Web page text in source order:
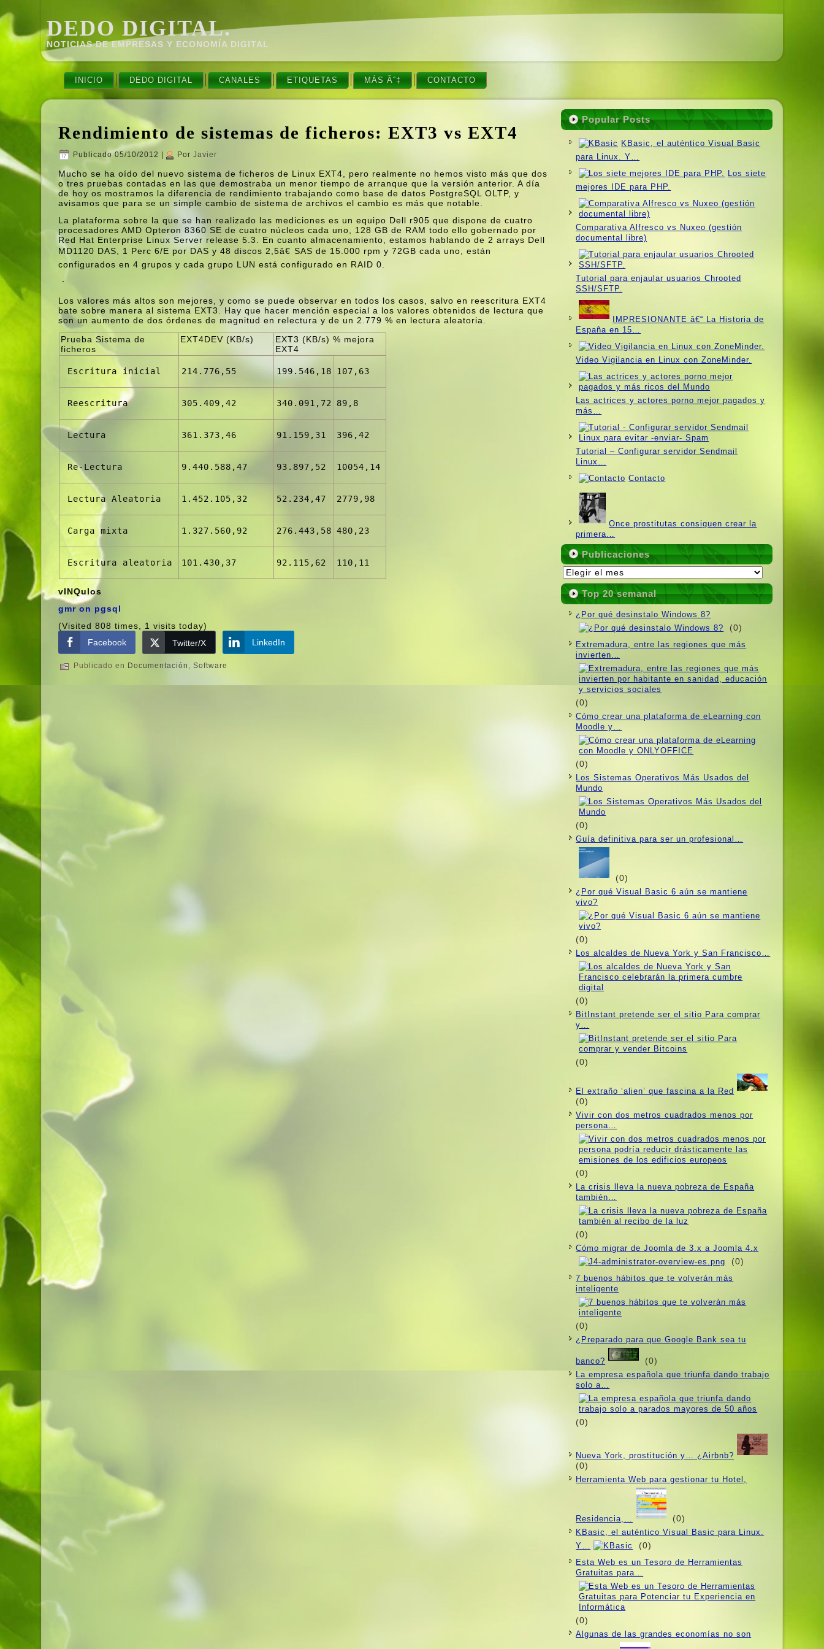
DEDO DIGITAL.
NOTICIAS DE EMPRESAS Y ECONOMÍ­A DIGITAL
INICIO DEDO DIGITAL CANALES ETIQUETAS MÁS Âˆ‡ CONTACTO
Rendimiento de sistemas de ficheros: EXT3 vs EXT4
Publicado 05/10/2012 Por Javier
Mucho se ha oí­do del nuevo sistema de ficheros de Linux EXT4, pero realmente no hemos visto más que dos
o tres pruebas contadas en las que demostraba un menor tiempo de arranque que la versión anterior. A dí­a
de hoy os mostramos la diferencia de rendimiento trabajando como base de datos PostgreSQL OLTP, y
avisamos que para se un simple cambio de sistema de archivos el cambio es más que notable.
La plataforma sobre la que se han realizado las mediciones es un equipo Dell r905 que dispone de cuatro
procesadores AMD Opteron 8360 SE de cuatro núcleos cada uno, 128 GB de RAM todo ello gobernado por
Red Hat Enterprise Linux Server release 5.3. En cuanto almacenamiento, estamos hablando de 2 arrays Dell
MD1120 DAS, 1 Perc 6/E por DAS y 48 discos 2,5â€ SAS de 15.000 rpm y 72GB cada uno, están
configurados en 4 grupos y cada grupo LUN está configurado en RAID 0.
Los valores más altos son mejores, y como se puede observar en todos los casos, salvo en reescritura EXT4
bate sobre manera al sistema EXT3. Hay que hacer mención especial a los valores obtenidos de lectura que
son un aumento de dos órdenes de magnitud en relectura y de un 2.779 % en lectura aleatoria.
Prueba Sistema de
ficheros
EXT4DEV (KB/s)
EXT3 (KB/s) % mejora
EXT4
Escritura inicial 214.776,55 199.546,18 107,63
Reescritura 305.409,42 340.091,72 89,8
Lectura 361.373,46 91.159,31 396,42
Re-Lectura 9.440.588,47 93.897,52 10054,14
Lectura Aleatoria 1.452.105,32 52.234,47 2779,98
Carga mixta 1.327.560,92 276.443,58 480,23
Escritura aleatoria 101.430,37 92.115,62 110,11
vINQulos
gmr on pgsql
(Visited 808 times, 1 visits today)
Facebook
Twitter/X LinkedIn
Publicado en Documentación ,Software
Popular Posts
KBasic, el auténtico Visual Basic
para Linux. Y…
Los siete
mejores IDE para PHP.
Comparativa Alfresco vs Nuxeo (gestión
documental libre)
Tutorial para enjaular usuarios Chrooted
SSH/SFTP.
IMPRESIONANTE â€“ La Historia de
España en 15…
Video Vigilancia en Linux con ZoneMinder.
Las actrices y actores porno mejor pagados y
más…
Tutorial – Configurar servidor Sendmail
Linux…
Contacto
Once prostitutas consiguen crear la
primera…
Publicaciones
Publicaciones
Top 20 semanal
¿Por qué desinstalo Windows 8?
(0)
Extremadura, entre las regiones que más
invierten…
(0)
Cómo crear una plataforma de eLearning con
Moodle y…
(0)
Los Sistemas Operativos Más Usados ​​del
Mundo
(0)
Guí­a definitiva para ser un profesional…
(0)
¿Por qué Visual Basic 6 aún se mantiene
vivo?
(0)
Los alcaldes de Nueva York y San Francisco…
(0)
BitInstant pretende ser el sitio Para comprar
y…
(0)
El extraño ‘alien’ que fascina a la Red
(0)
Vivir con dos metros cuadrados menos por
persona…
(0)
La crisis lleva la nueva pobreza de España
también…
(0)
Cómo migrar de Joomla de 3.x a Joomla 4.x
(0)
7 buenos hábitos que te volverán más
inteligente
(0)
¿Preparado para que Google Bank sea tu
banco? (0)
La empresa española que triunfa dando trabajo
solo a…
(0)
Nueva York, prostitución y… ¿Airbnb?
(0)
Herramienta Web para gestionar tu Hotel,
Residencia,… (0)
KBasic, el auténtico Visual Basic para Linux.
Y…
(0)
Esta Web es un Tesoro de Herramientas
Gratuitas para…
(0)
Algunas de las grandes economí­as no son